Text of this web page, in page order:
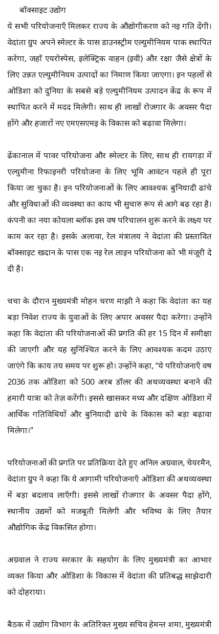
बॉक्साइट उद्योग
ये सभी परियोजनाएँ मिलकर राज्य के औद्योगीकरण को नई गति देंगी।
वेदांता ग्रुप अपने स्मेल्टर के पास डाउनस्ट्रीम एल्युमीनियम पार्क स्थापित
करेगा, जहाँ एयरोस्पेस, इलेक्ट्रिक वाहन (ईवी) और रक्षा जैसे क्षेत्रों के
लिए उन्नत एल्युमीनियम उत्पादों का निर्माण किया जाएगा। इन पहलों से
ओडिशा को दुनिया के सबसे बड़े एल्युमीनियम उत्पादन केंद्र के रूप में
स्थापित करने में मदद मिलेगी। साथ ही लाखों रोजगार के अवसर पैदा
होंगे और हजारों नए एमएसएमई के विकास को बढ़ावा मिलेगा।
ढेंकानाल में पावर परियोजना और स्मेल्टर के लिए, साथ ही रायगड़ा में
एल्युमीना रिफाइनरी परियोजना के लिए भूमि आवंटन पहले ही पूरा
किया जा चुका है। इन परियोजनाओं के लिए आवश्यक बुनियादी ढांचे
और सुविधाओं की व्यवस्था का कार्य भी सुचारु रूप से आगे बढ़ रहा है।
कंपनी का नया कोयला ब्लॉक इस वर्ष परिचालन शुरू करने के लक्ष्य पर
काम कर रहा है। इसके अलावा, रेल मंत्रालय ने वेदांता की प्रस्तावित
बॉक्साइट खदान के पास एक नई रेल लाइन परियोजना को भी मंजूरी दे
दी है।
चर्चा के दौरान मुख्यमंत्री मोहन चरण माझी ने कहा कि वेदांता का यह
बड़ा निवेश राज्य के युवाओं के लिए अपार अवसर पैदा करेगा। उन्होंने
कहा कि वेदांता की परियोजनाओं की प्रगति की हर 15 दिन में समीक्षा
की जाएगी और यह सुनिश्चित करने के लिए आवश्यक कदम उठाए
जाएंगे कि कार्य तय समय पर शुरू हो। उन्होंने कहा, “ये परियोजनाएँ वर्ष
2036 तक ओडिशा को 500 अरब डॉलर की अर्थव्यवस्था बनाने की
हमारी यात्रा को तेज़ करेंगी। इससे खासकर मध्य और दक्षिण ओडिशा में
आर्थिक गतिविधियों और बुनियादी ढांचे के विकास को बड़ा बढ़ावा
मिलेगा।”
परियोजनाओं की प्रगति पर प्रतिक्रिया देते हुए अनिल अग्रवाल, चेयरमैन,
वेदांता ग्रुप ने कहा कि ये आगामी परियोजनाएँ ओडिशा की अर्थव्यवस्था
में बड़ा बदलाव लाएँगी। इससे लाखों रोजगार के अवसर पैदा होंगे,
स्थानीय उद्यमों को मजबूती मिलेगी और भविष्य के लिए तैयार
औद्योगिक केंद्र विकसित होगा।
अग्रवाल ने राज्य सरकार के सहयोग के लिए मुख्यमंत्री का आभार
व्यक्त किया और ओडिशा के विकास में वेदांता की प्रतिबद्ध साझेदारी
को दोहराया।
बैठक में उद्योग विभाग के अतिरिक्त मुख्य सचिव हेमन्त शर्मा, मुख्यमंत्री